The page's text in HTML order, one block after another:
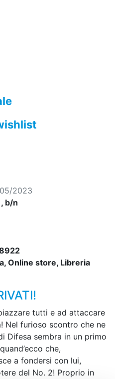
2023
b/n
Online store, Libreria
tutti e ad attaccare
Nel furioso scontro che ne
Difesa sembra in un primo
che,
a fondersi con lui,
del No. 2! Proprio in